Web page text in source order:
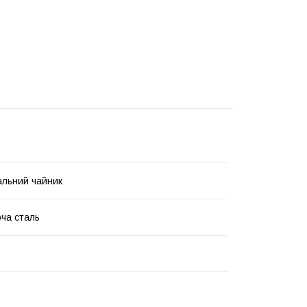
чайник
сталь